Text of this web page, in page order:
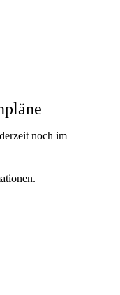
noch im